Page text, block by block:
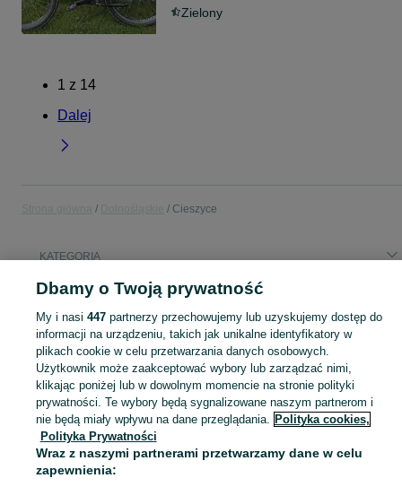
Zielony
1 z 14
Dalej
Cieszyce
KATEGORIA
Popularne wyszukiwania
parasol ogrodowy
Skorzystaj z największego serwisu ogłoszeniowego - Cieszyce i okolice! Kupuj to, czego pragniesz i sprzedawaj to, czego już nie potrzebujesz! Zobacz
Mapa kategorii
Mapa miejscowości
Mapa ministron
Dbamy o Twoją prywatność
My i nasi 447partnerzy przechowujemy lub uzyskujemy dostęp do
informacji na urządzeniu, takich jak unikalne identyfikatory w
plikach cookie w celu przetwarzania danych osobowych.
Użytkownik może zaakceptować wybory lub zarządzać nimi,
klikając poniżej lub w dowolnym momencie na stronie polityki
prywatności. Te wybory będą sygnalizowane naszym partnerom i
nie będą miały wpływu na dane przeglądania. Polityka cookies,
Polityka Prywatności
Wraz z naszymi partnerami przetwarzamy dane w celu
zapewnienia: